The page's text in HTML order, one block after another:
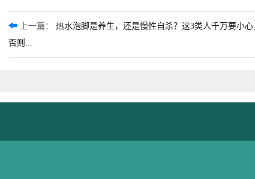
上一篇： 热水泡脚是养生，还是慢性自杀？这3类人千万要小心
否则...